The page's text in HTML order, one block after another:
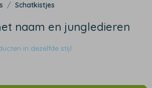
Schatkistjes
naam en jungledieren
in dezelfde stijl